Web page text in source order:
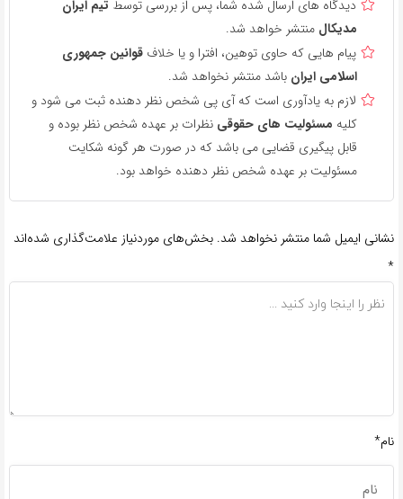
دیدگاه های ارسال شده شما، پس از بررسی توسط تیم ایران
مدیکال منتشر خواهد شد.
پیام هایی که حاوی توهین، افترا و یا خلاف قوانین جمهوری
اسلامی ایران باشد منتشر نخواهد شد.
لازم به یادآوری است که آی پی شخص نظر دهنده ثبت می شود و
کلیه مسئولیت های حقوقی نظرات بر عهده شخص نظر بوده و
قابل پیگیری قضایی می باشد که در صورت هر گونه شکایت
مسئولیت بر عهده شخص نظر دهنده خواهد بود.
نشانی ایمیل شما منتشر نخواهد شد. بخش‌های موردنیاز علامت‌گذاری شده‌اند
*
نام*